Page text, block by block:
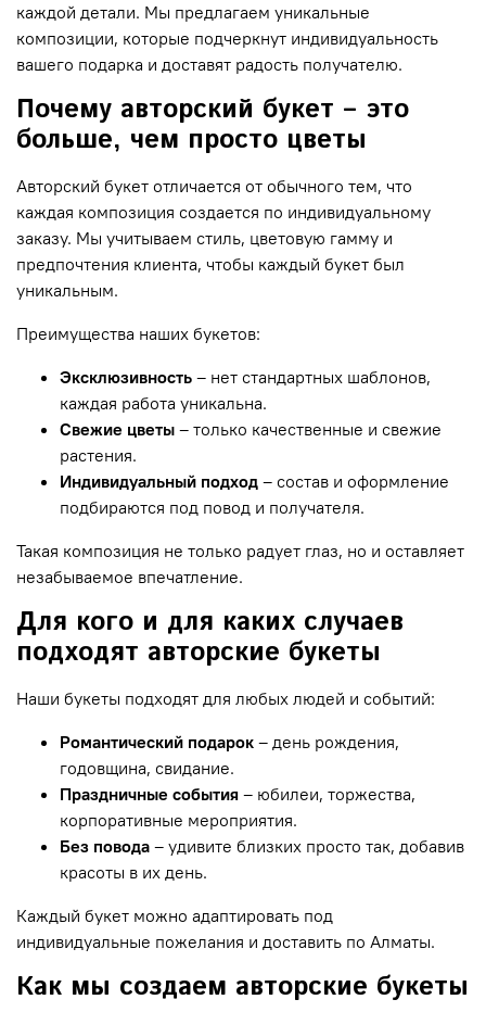
каждой детали. Мы предлагаем уникальные
композиции, которые подчеркнут индивидуальность
вашего подарка и доставят радость получателю.
Почему авторский букет – это
больше, чем просто цветы
Авторский букет отличается от обычного тем, что
каждая композиция создается по индивидуальному
заказу. Мы учитываем стиль, цветовую гамму и
предпочтения клиента, чтобы каждый букет был
уникальным.
Преимущества наших букетов:
Эксклюзивность – нет стандартных шаблонов,
каждая работа уникальна.
Свежие цветы – только качественные и свежие
растения.
Индивидуальный подход – состав и оформление
подбираются под повод и получателя.
Такая композиция не только радует глаз, но и оставляет
незабываемое впечатление.
Для кого и для каких случаев
подходят авторские букеты
Наши букеты подходят для любых людей и событий:
Романтический подарок – день рождения,
годовщина, свидание.
Праздничные события – юбилеи, торжества,
корпоративные мероприятия.
Без повода – удивите близких просто так, добавив
красоты в их день.
Каждый букет можно адаптировать под
индивидуальные пожелания и доставить по Алматы.
Как мы создаем авторские букеты